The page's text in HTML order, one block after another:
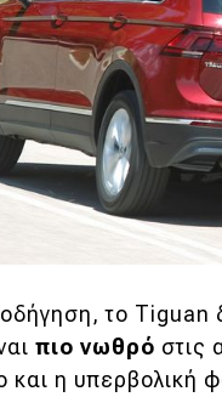
οδήγηση, το Tiguan
πιο νωθρό στις
και η υπερβολική